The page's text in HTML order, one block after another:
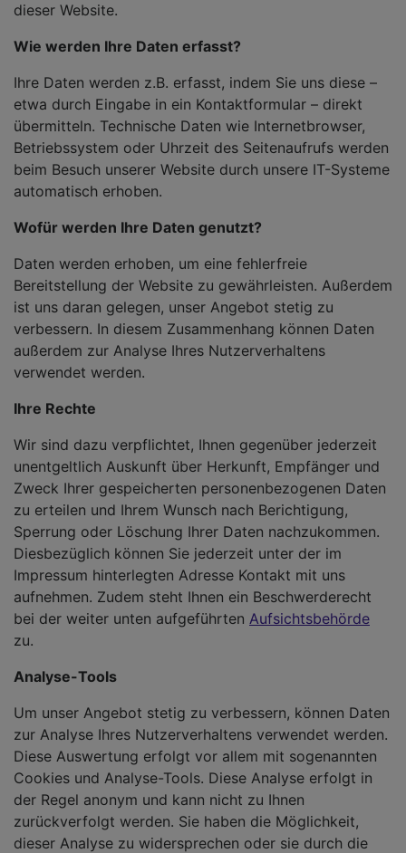
dieser Website.
Wie werden Ihre Daten erfasst?
Ihre Daten werden z.B. erfasst, indem Sie uns diese –
etwa durch Eingabe in ein Kontaktformular – direkt
übermitteln. Technische Daten wie Internetbrowser,
Betriebssystem oder Uhrzeit des Seitenaufrufs werden
beim Besuch unserer Website durch unsere IT-Systeme
automatisch erhoben.
Wofür werden Ihre Daten genutzt?
Daten werden erhoben, um eine fehlerfreie
Bereitstellung der Website zu gewährleisten. Außerdem
ist uns daran gelegen, unser Angebot stetig zu
verbessern. In diesem Zusammenhang können Daten
außerdem zur Analyse Ihres Nutzerverhaltens
verwendet werden.
Ihre Rechte
Wir sind dazu verpflichtet, Ihnen gegenüber jederzeit
unentgeltlich Auskunft über Herkunft, Empfänger und
Zweck Ihrer gespeicherten personenbezogenen Daten
zu erteilen und Ihrem Wunsch nach Berichtigung,
Sperrung oder Löschung Ihrer Daten nachzukommen.
Diesbezüglich können Sie jederzeit unter der im
Impressum hinterlegten Adresse Kontakt mit uns
aufnehmen. Zudem steht Ihnen ein Beschwerderecht
bei der weiter unten aufgeführten Aufsichtsbehörde
zu.
Analyse-Tools
Um unser Angebot stetig zu verbessern, können Daten
zur Analyse Ihres Nutzerverhaltens verwendet werden.
Diese Auswertung erfolgt vor allem mit sogenannten
Cookies und Analyse-Tools. Diese Analyse erfolgt in
der Regel anonym und kann nicht zu Ihnen
zurückverfolgt werden. Sie haben die Möglichkeit,
dieser Analyse zu widersprechen oder sie durch die